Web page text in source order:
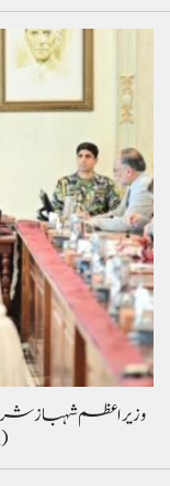
وزیراعظم شہباز
(JICA) کے 9 رکنی وفد کی…